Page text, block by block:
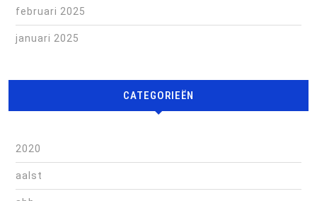
februari 2025
januari 2025
CATEGORIEËN
2020
aalst